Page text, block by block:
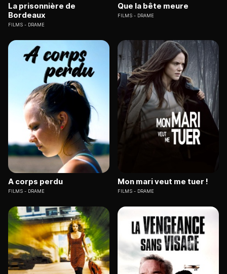
La prisonnière de
Bordeaux
FILMS DRAME
Que la bête meure
FILMS DRAME
A corps perdu
FILMS DRAME
Mon mari veut me tuer !
FILMS DRAME